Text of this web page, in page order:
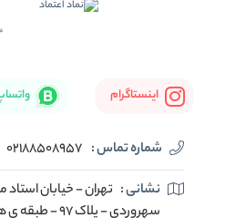
اینستاگرام
شماره تماس : 02188508957
نشانی : تهران - خیابان